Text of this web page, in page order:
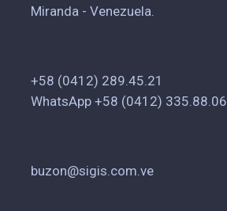
Miranda - Venezuela.
+58 (0412) 289.45.21
WhatsApp +58 (0412) 335.88.06
buzon@sigis.com.ve